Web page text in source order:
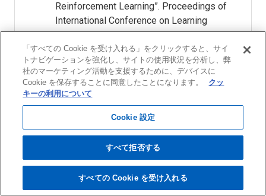
Reinforcement Learning”. Proceedings of
International Conference on Learning
Representations. 2017, p.1-14.
10）Chen, T. et al. “Hardware Conditioned
Policies for Multi-Robot Transfer Learning”.
Proceedings of Annual Conference on
Neural Information Processing Systems.
11）Ammar, H. B. et al. “An Automated Measure
of MDP Similarity for Transfer in
Reinforcement Learning”. Workshops at the
AAAI Conference on Artificial Intelligence.
「すべての Cookie を受け入れる」をクリックすると、サイ
トナビゲーションを強化し、サイトの使用状況を分析し、弊
社のマーケティング活動を支援するために、デバイスに
Cookie を保存することに同意したことになります。
クッ
キーの利用について
Cookie 設定
すべて拒否する
すべての Cookie を受け入れる